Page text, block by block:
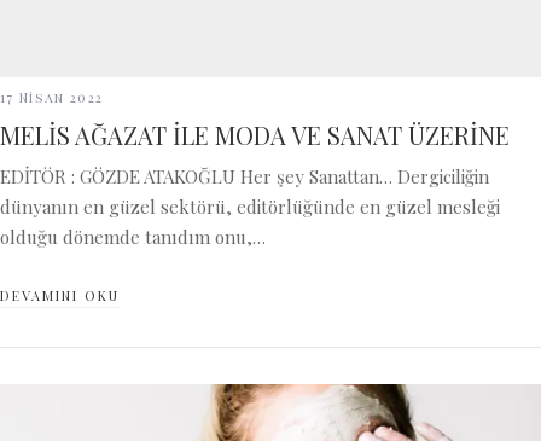
17 Nisan 2022
MELİS AĞAZAT İLE MODA VE SANAT ÜZERİNE
EDİTÖR : GÖZDE ATAKOĞLU Her şey Sanattan… Dergiciliğin
dünyanın en güzel sektörü, editörlüğünde en güzel mesleği
olduğu dönemde tanıdım onu,…
DEVAMINI OKU